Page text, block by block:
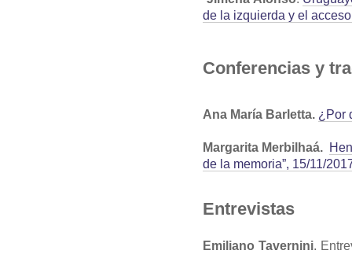
de la izquierda y el
Conferencias y
Ana María Barletta. ¿Por
Margarita Merbilhaá.
de la memoria”, 15/11/
Entrevistas
Emiliano Tavernini.